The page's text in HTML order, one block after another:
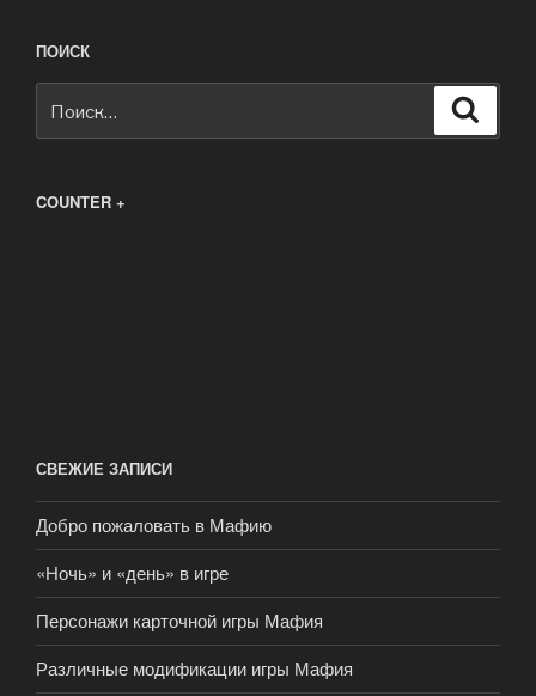
ПОИСК
COUNTER +
СВЕЖИЕ ЗАПИСИ
Добро пожаловать в Мафию
«Ночь» и «день» в игре
Персонажи карточной игры Мафия
Различные модификации игры Мафия